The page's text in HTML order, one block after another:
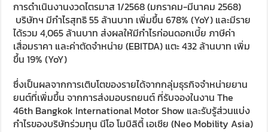
การดำเนินงานงวดไตรมาส 1/2568 (มกราคม-มีนาคม 2568)
บริษัทฯ มีกำไรสุทธิ 55 ล้านบาท เพิ่มขึ้น 678% (YoY) และมีราย
ได้รวม 4,065 ล้านบาท ส่งผลให้มีกำไรก่อนดอกเบี้ย ภาษีค่า
เสื่อมราคา และค่าตัดจำหน่าย (EBITDA) แตะ 432 ล้านบาท เพิ่ม
ขึ้น 19% (YoY)
ซึ่งเป็นผลจากการเติบโตของรายได้จากกลุ่มธุรกิจจำหน่ายยาน
ยนต์ที่เพิ่มขึ้น จากการส่งมอบรถยนต์ ที่รับจองในงาน The
46th Bangkok International Motor Show และรับรู้ส่วนแบ่ง
กำไรของบริษัทร่วมทุน นีโอ โมบิลิตี้ เอเชีย (Neo Mobility Asia)